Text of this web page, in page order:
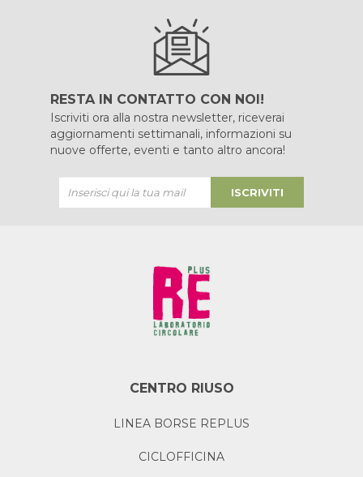
RESTA IN CONTATTO CON NOI!
Iscriviti ora alla nostra newsletter, riceverai
aggiornamenti settimanali, informazioni su
nuove offerte, eventi e tanto altro ancora!
ISCRIVITI
CENTRO RIUSO
LINEA BORSE REPLUS
CICLOFFICINA